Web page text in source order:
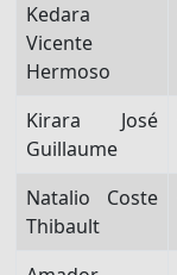
Kedara
Vicente
Hermoso
Kirara José
Guillaume
Natalio Coste
Thibault